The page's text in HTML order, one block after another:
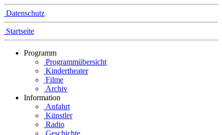
Datenschutz
Startseite
Programm
Programmübersicht
Kindertheater
Filme
Archiv
Information
Anfahrt
Künstler
Radio
Geschichte